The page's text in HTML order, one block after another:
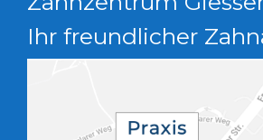
Ihr freundlicher